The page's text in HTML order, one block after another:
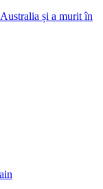
și a murit în